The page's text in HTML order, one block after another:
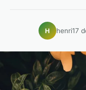
H henri17